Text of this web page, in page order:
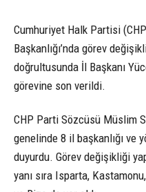
Cumhuriyet Halk Partisi
Başkanlığı’nda görev
doğrultusunda İl Başkanı
görevine son verildi.
CHP Parti Sözcüsü Müslim
genelinde 8 il başkanlığı ve
duyurdu. Görev değişikliği
yanı sıra Isparta,